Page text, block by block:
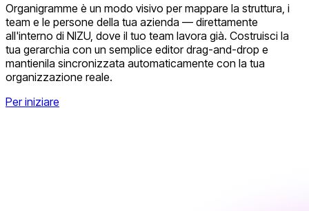
Organigramme è un modo visivo per mappare la struttura, i
team e le persone della tua azienda — direttamente
all'interno di NIZU, dove il tuo team lavora già. Costruisci la
tua gerarchia con un semplice editor drag-and-drop e
mantienila sincronizzata automaticamente con la tua
organizzazione reale.
Per iniziare